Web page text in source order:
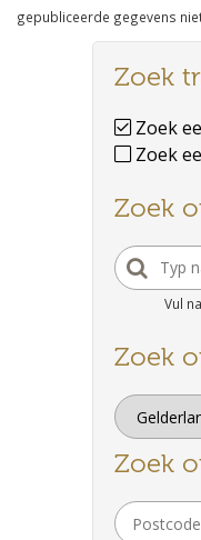
gepubliceerde gegevens
Zoek
Zoek
Zoek
Zoek
Vul
Zoek
Zoek